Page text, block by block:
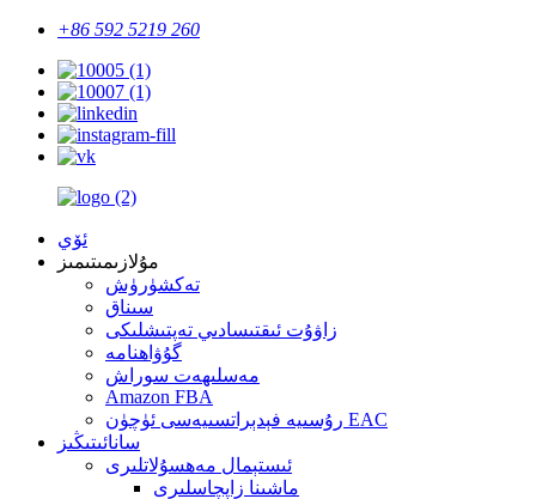
+86 592 5219 260
ئۆي
مۇلازىمىتىمىز
تەكشۈرۈش
سىناق
زاۋۇت ئىقتىسادىي تەپتىشلىكى
گۇۋاھنامە
مەسلىھەت سوراش
Amazon FBA
رۇسىيە فېدېراتسىيەسى ئۈچۈن EAC
سانائىتىڭىز
ئىستېمال مەھسۇلاتلىرى
ماشىنا زاپچاسلىرى